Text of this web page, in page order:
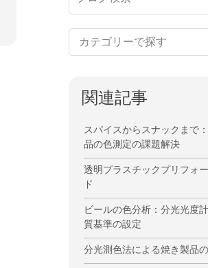
関連記事
スパイスからスナックまで
品の色測定の課題解決
透明プラスチックプリフォ
ド
ビールの色分析：分光光度
質基準の設定
分光測色法による焼き製品